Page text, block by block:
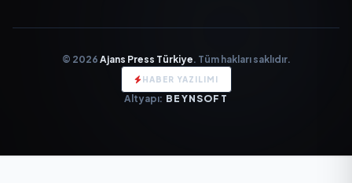
© 2026 Ajans Press Türkiye. Tüm hakları saklıdır.
HABER YAZILIMI
Altyapı: BEYNSOFT